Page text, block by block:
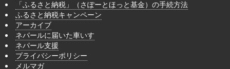
「ふるさと納税」（さぽーとほっと基金）の手続方法
ふるさと納税キャンペーン
アーカイブ
ネパールに届いた車いす
ネパール支援
プライバシーポリシー
メルマガ